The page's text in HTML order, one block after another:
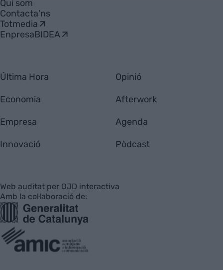
Qui som
Contacta'ns
Totmedia
EnpresaBIDEA
Última Hora
Economia
Empresa
Innovació
Opinió
Afterwork
Agenda
Pòdcast
Web auditat per OJD interactiva
Amb la col·laboració de: